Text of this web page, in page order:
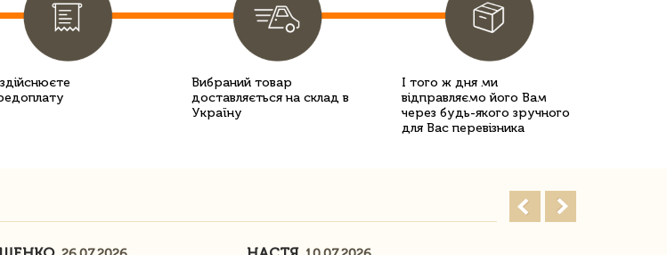
Вибраний товар
доставляється на склад в
Україну
І того ж дня ми
відправляємо його Вам
через будь-якого зручного
для Вас перевізника